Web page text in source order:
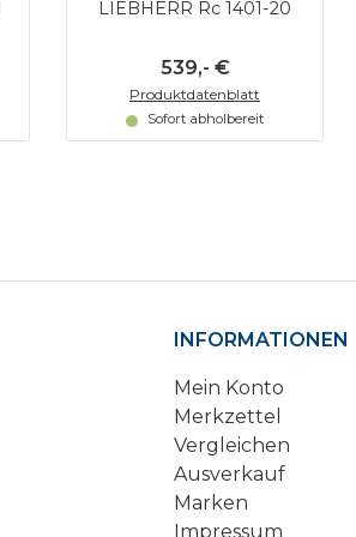
LIEBHERR Rc 1401-20
539,- €
Produktdatenblatt
Sofort abholbereit
INFORMATIONEN
Mein Konto
Merkzettel
Vergleichen
Ausverkauf
Marken
Impressum